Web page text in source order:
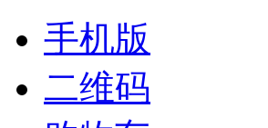
手机版
二维码